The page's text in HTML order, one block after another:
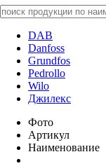
DAB
Danfoss
Grundfos
Pedrollo
Wilo
Джилекс
Фото
Артикул
Наименование